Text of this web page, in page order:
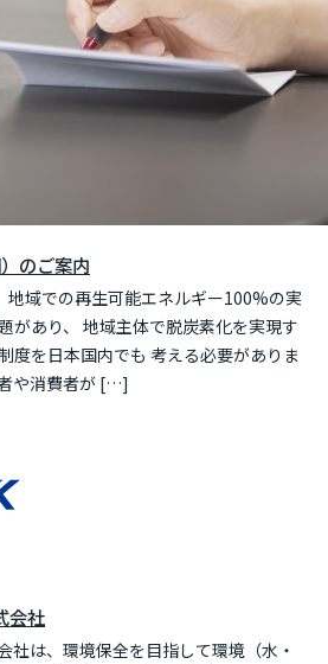
のご案内
域での再生可能エネルギー100%の実
があり、 地域主体で脱炭素化を実現す
度を日本国内でも 考える必要がありま
や消費者が […]
会社
社は、環境保全を目指して環境（水・